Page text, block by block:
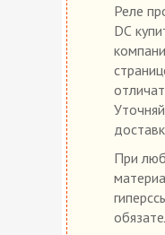
Реле
DС
При